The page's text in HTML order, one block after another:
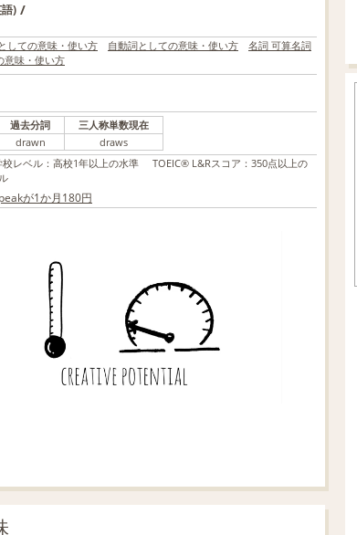
) /
しての意味・使い方 自動詞としての意味・使い方
名詞 可算名詞
意味・使い方
過去分詞
三人称単数現在
drawn draws
校レベル ： 高校1年以上の水準 TOEIC® L&Rスコア ： 350点以上の
が1か月180円